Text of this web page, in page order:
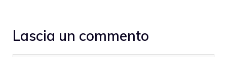
Lascia un commento